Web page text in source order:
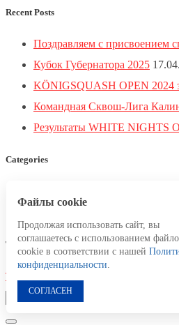
Файлы cookie
Продолжая использовать сайт, вы
соглашаетесь с использованием
cookie в соответствии с нашей
конфиденциальности.
СОГЛАСЕН
Recent Posts
Поздравляем с присвоением
Кубок Губернатора 2025
KÖNIGSQUASH OPEN 2024
Командная Сквош-Лига
Результаты WHITE NIGHTS
Categories
Tags
Турниры